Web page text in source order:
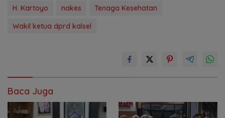
H. Kartoyo
nakes
Tenaga Kesehatan
Wakil ketua dprd kalsel
Baca Juga